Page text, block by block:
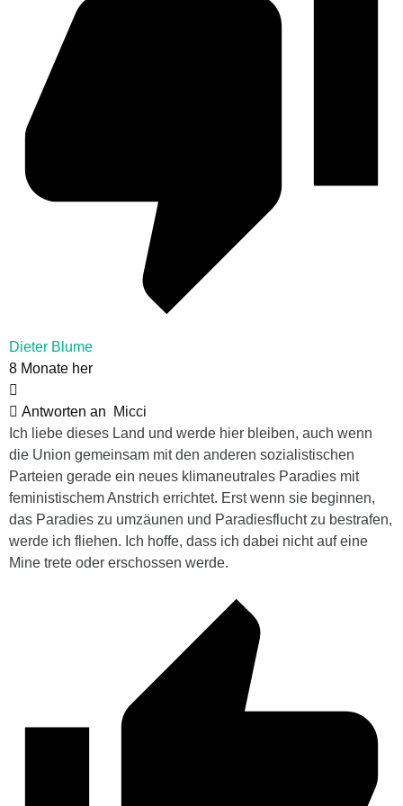
Dieter Blume
8 Monate her
Antworten an
Micci
Ich liebe dieses Land und werde hier bleiben, auch wenn
die Union gemeinsam mit den anderen sozialistischen
Parteien gerade ein neues klimaneutrales Paradies mit
feministischem Anstrich errichtet. Erst wenn sie beginnen,
das Paradies zu umzäunen und Paradiesflucht zu bestrafen,
werde ich fliehen. Ich hoffe, dass ich dabei nicht auf eine
Mine trete oder erschossen werde.